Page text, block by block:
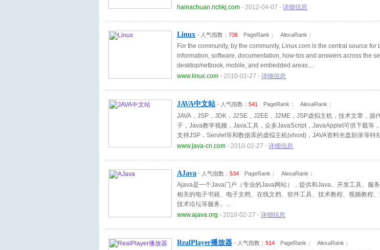
hainachuan.richkj.com - 2012-04-07 - 详细信息
Linux - 人气指数： 736 PageRank： AlexaRank：
For the community, by the community, Linux.com is the central source for
information, software, documentation, how-tos and answers across the
desktop/netbook, mobile, and embedded areas.
www.linux.com - 2010-02-27 - 详细信息
JAVA中文站- 人气指数： 541 PageRank： AlexaRank：
JAVA，JSP，JDK，J2SE，J2EE，J2ME，JSP虚拟主机，技术文章，源
子，Java教学视频，Java工具，众多JavaScript，JavaApplet可供下载等
支持JSP，Servlet等和数据库的虚拟主机(vhost)，JAVA资料光盘刻录等特
www.java-cn.com - 2010-02-27 - 详细信息
AJava - 人气指数： 534 PageRank： AlexaRank：
Ajava是一个Java门户（专业的Java网站），提供和Java、开发工具、服
相关的电子书籍、电子文档、在线文档、软件工具、技术教程、视频教程、
技术论坛等服务。
www.ajava.org - 2010-02-27 - 详细信息
RealPlayer播放器 - 人气指数： 514 PageRank： AlexaRank：